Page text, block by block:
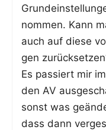
nom­men. Kann
auch auf die­se
gen
Es pas­siert mir
den AV
sonst was
dass dann